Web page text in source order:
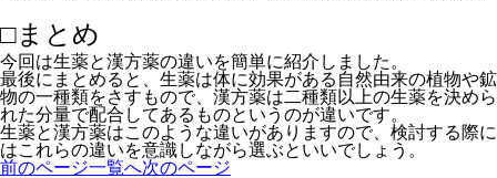
□まとめ
今回は生薬と漢方薬の違いを簡単に紹介しました。
最後にまとめると、生薬は体に効果がある自然由来の植物や鉱
物の一種類をさすもので、漢方薬は二種類以上の生薬を決めら
れた分量で配合してあるものというのが違いです。
生薬と漢方薬はこのような違いがありますので、検討する際に
はこれらの違いを意識しながら選ぶといいでしょう。
前のページ一覧へ次のページ